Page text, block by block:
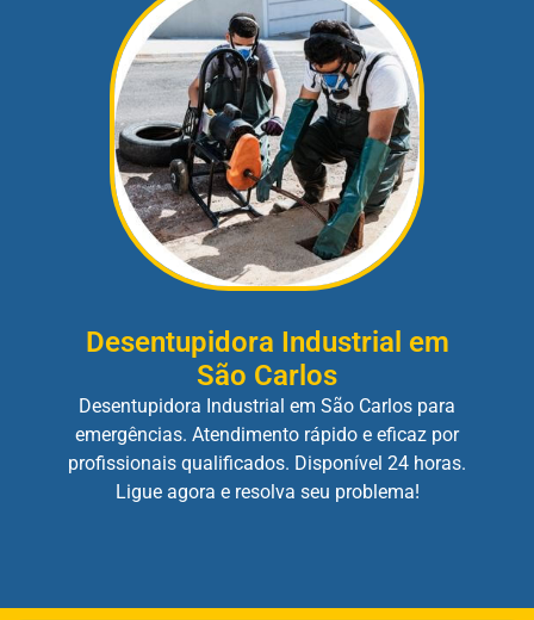
Desentupidora Industrial em
São Carlos
Desentupidora Industrial em São Carlos para
emergências. Atendimento rápido e eficaz por
profissionais qualificados. Disponível 24 horas.
Ligue agora e resolva seu problema!